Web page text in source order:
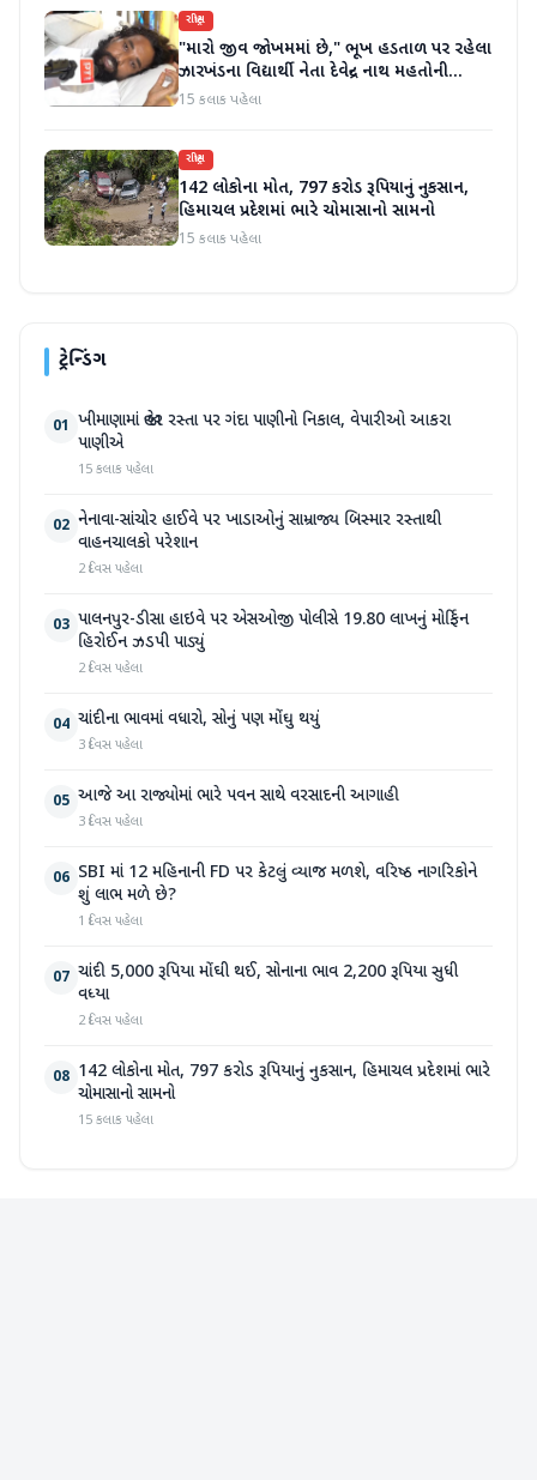
રાષ્ટ્રીય
"મારો જીવ જોખમમાં છે," ભૂખ હડતાળ પર રહેલા
ઝારખંડના વિદ્યાર્થી નેતા દેવેન્દ્ર નાથ મહતોની
તબિયત ખરાબ
15 કલાક પહેલા
રાષ્ટ્રીય
142 લોકોના મોત, 797 કરોડ રૂપિયાનું નુકસાન,
હિમાચલ પ્રદેશમાં ભારે ચોમાસાનો સામનો
15 કલાક પહેલા
ટ્રેન્ડિંગ
01 ખીમાણામાં જાહેર રસ્તા પર ગંદા પાણીનો નિકાલ, વેપારીઓ આકરા
પાણીએ
15 કલાક પહેલા
02 નેનાવા-સાંચોર હાઈવે પર ખાડાઓનું સામ્રાજ્ય બિસ્માર રસ્તાથી
વાહનચાલકો પરેશાન
2 દિવસ પહેલા
03 પાલનપુર-ડીસા હાઇવે પર એસઓજી પોલીસે 19.80 લાખનું મોર્ફિન
હિરોઈન ઝડપી પાડ્યું
2 દિવસ પહેલા
04 ચાંદીના ભાવમાં વધારો, સોનું પણ મોંઘુ થયું
3 દિવસ પહેલા
05 આજે આ રાજ્યોમાં ભારે પવન સાથે વરસાદની આગાહી
3 દિવસ પહેલા
06 SBI માં 12 મહિનાની FD પર કેટલું વ્યાજ મળશે, વરિષ્ઠ નાગરિકોને
શું લાભ મળે છે?
1 દિવસ પહેલા
07 ચાંદી 5,000 રૂપિયા મોંઘી થઈ, સોનાના ભાવ 2,200 રૂપિયા સુધી
વધ્યા
2 દિવસ પહેલા
08 142 લોકોના મોત, 797 કરોડ રૂપિયાનું નુકસાન, હિમાચલ પ્રદેશમાં ભારે
ચોમાસાનો સામનો
15 કલાક પહેલા